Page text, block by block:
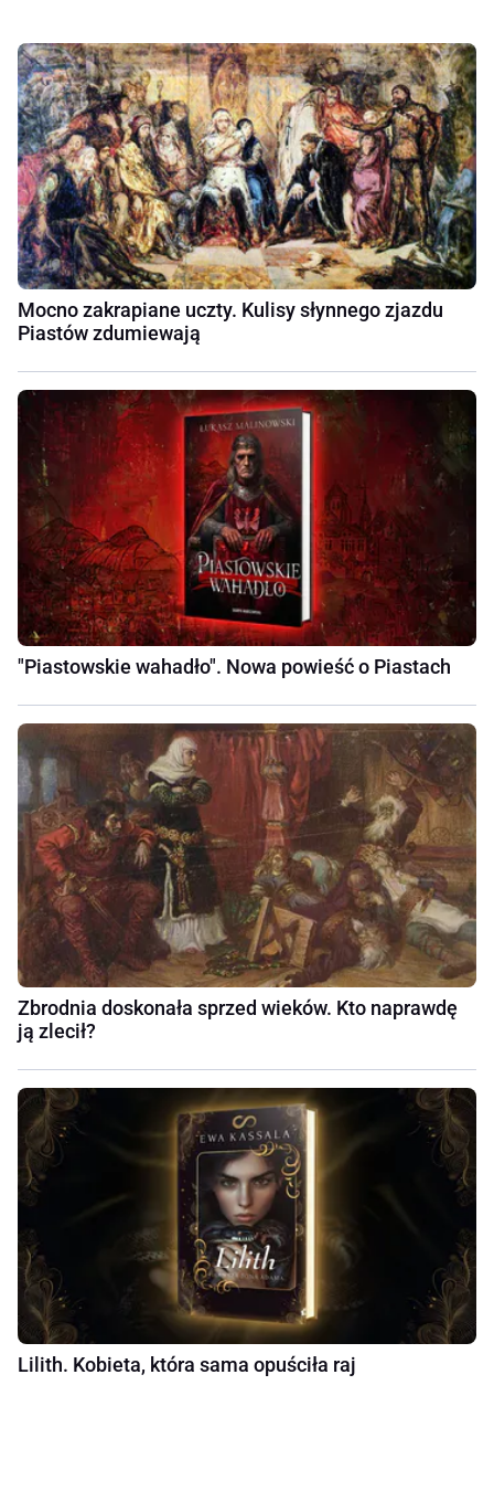
Mocno zakrapiane uczty. Kulisy słynnego zjazdu
Piastów zdumiewają
"Piastowskie wahadło". Nowa powieść o Piastach
Zbrodnia doskonała sprzed wieków. Kto naprawdę
ją zlecił?
Lilith. Kobieta, która sama opuściła raj